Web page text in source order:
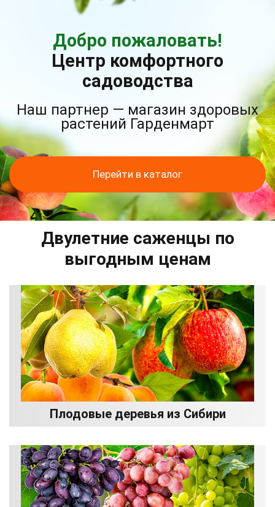
Добро пожаловать!
Центр комфортного
садоводства
Наш партнер — магазин здоровых
растений Гарденмарт
Перейти в каталог
Двулетние саженцы по
выгодным ценам
Плодовые деревья из Сибири